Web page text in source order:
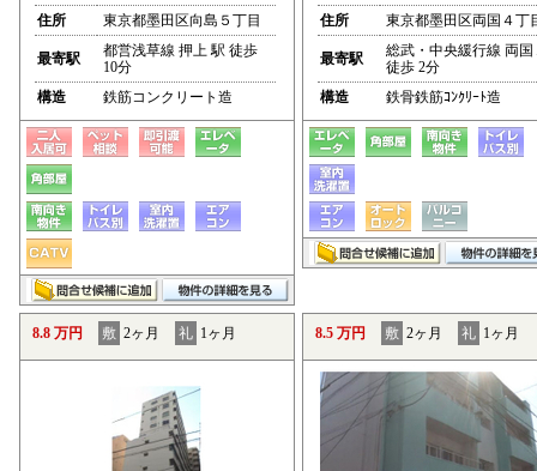
住所
東京都墨田区向島５丁目
最寄駅
都営浅草線 押上 駅 徒歩
10分
構造
鉄筋コンクリート造
住所
東京都墨田区両国４丁
最寄駅
総武・中央緩行線 両国
徒歩 2分
構造
鉄骨鉄筋ｺﾝｸﾘｰﾄ造
8.8 万円 敷 2ヶ月 礼 1ヶ月 8.5 万円 敷 2ヶ月 礼 1ヶ月